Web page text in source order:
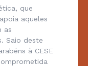
que
aqueles
as
Saio deste
à CESE